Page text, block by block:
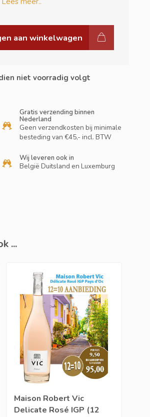
aan winkelwagen
niet voorradig volgt
Gratis verzending binnen
Nederland
Geen verzendkosten bij minimale
besteding van €45,- incl. BTW
Wij leveren ook in
België Duitsland en Luxemburg
...
Maison Robert Vic
Delicate Rosé IGP (12